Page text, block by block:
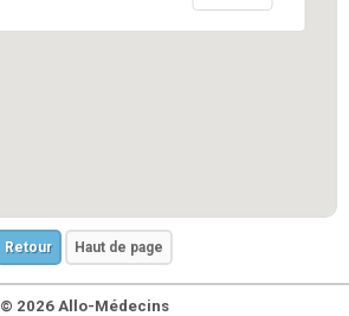
Retour Haut de page
© 2026 Allo-Médecins